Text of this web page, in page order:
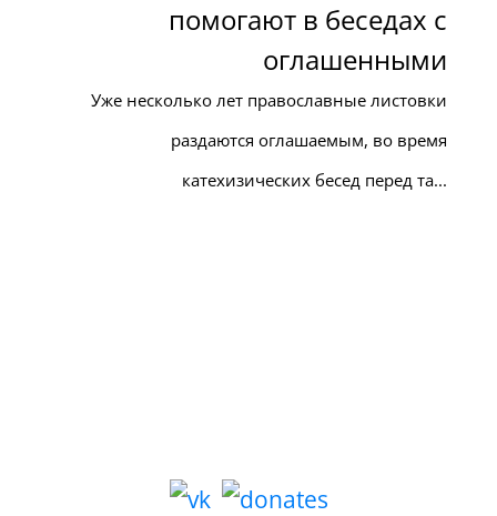
помогают в беседах с
оглашенными
Уже несколько лет православные листовки
раздаются оглашаемым, во время
катехизических бесед перед та...